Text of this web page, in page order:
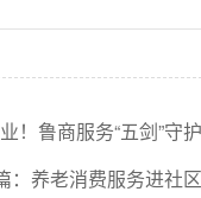
！鲁商服务“五剑”守
：养老消费服务进社区